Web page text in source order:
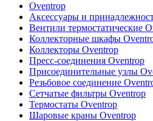
Oventrop
Аксессуары и
Вентили термостатические
Коллекторные шкафы
Коллекторы Oventrop
Пресс-соединения Oventrop
Присоединительные узлы
Резьбовое соединение
Сетчатые фильтры Oventrop
Термостаты Oventrop
Шаровые краны Oventrop